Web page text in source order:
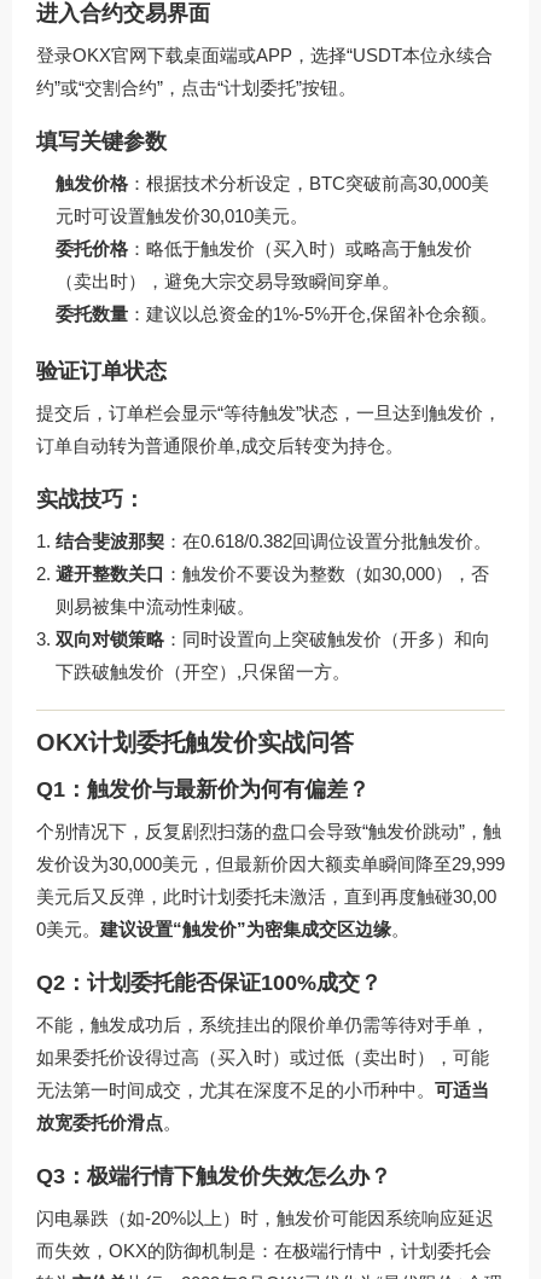
进入合约交易界面
登录OKX官网下载桌面端或APP，选择“USDT本位永续合
约”或“交割合约”，点击“计划委托”按钮。
填写关键参数
触发价格 ：根据技术分析设定，BTC突破前高30,000美
元时可设置触发价30,010美元。
委托价格 ：略低于触发价（买入时）或略高于触发价
（卖出时），避免大宗交易导致瞬间穿单。
委托数量 ：建议以总资金的1%-5%开仓,保留补仓余额。
验证订单状态
提交后，订单栏会显示“等待触发”状态，一旦达到触发价，
订单自动转为普通限价单,成交后转变为持仓。
实战技巧：
结合斐波那契 ：在0.618/0.382回调位设置分批触发价。
避开整数关口 ：触发价不要设为整数（如30,000），否
则易被集中流动性刺破。
双向对锁策略 ：同时设置向上突破触发价（开多）和向
下跌破触发价（开空）,只保留一方。
OKX计划委托触发价实战问答
Q1：触发价与最新价为何有偏差？
个别情况下，反复剧烈扫荡的盘口会导致“触发价跳动”，触
发价设为30,000美元，但最新价因大额卖单瞬间降至29,999
美元后又反弹，此时计划委托未激活，直到再度触碰30,00
0美元。 建议设置“触发价”为密集成交区边缘。
Q2：计划委托能否保证100%成交？
不能，触发成功后，系统挂出的限价单仍需等待对手单，
如果委托价设得过高（买入时）或过低（卖出时），可能
无法第一时间成交，尤其在深度不足的小币种中。 可适当
放宽委托价滑点。
Q3：极端行情下触发价失效怎么办？
闪电暴跌（如-20%以上）时，触发价可能因系统响应延迟
而失效，OKX的防御机制是：在极端行情中，计划委托会